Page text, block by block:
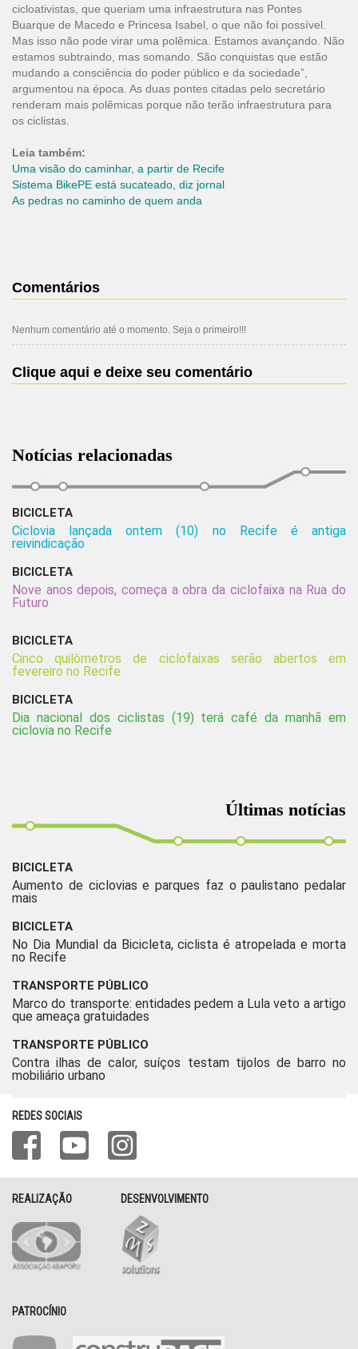
cicloativistas, que queriam uma infraestrutura nas Pontes
Buarque de Macedo e Princesa Isabel, o que não foi possível.
Mas isso não pode virar uma polêmica. Estamos avançando. Não
estamos subtraindo, mas somando. São conquistas que estão
mudando a consciência do poder público e da sociedade”,
argumentou na época. As duas pontes citadas pelo secretário
renderam mais polêmicas porque não terão infraestrutura para
os ciclistas.
Leia também:
Uma visão do caminhar, a partir de Recife
Sistema BikePE está sucateado, diz jornal
As pedras no caminho de quem anda
Comentários
Nenhum comentário até o momento. Seja o primeiro!!!
Clique aqui e deixe seu comentário
Notícias relacionadas
BICICLETA
Ciclovia lançada ontem (10) no Recife é antiga
reivindicação
BICICLETA
Nove anos depois, começa a obra da ciclofaixa na Rua do
Futuro
BICICLETA
Cinco quilômetros de ciclofaixas serão abertos em
fevereiro no Recife
BICICLETA
Dia nacional dos ciclistas (19) terá café da manhã em
ciclovia no Recife
Últimas notícias
BICICLETA
Aumento de ciclovias e parques faz o paulistano pedalar
mais
BICICLETA
No Dia Mundial da Bicicleta, ciclista é atropelada e morta
no Recife
TRANSPORTE PÚBLICO
Marco do transporte: entidades pedem a Lula veto a artigo
que ameaça gratuidades
TRANSPORTE PÚBLICO
Contra ilhas de calor, suíços testam tijolos de barro no
mobiliário urbano
REDES SOCIAIS
REALIZAÇÃO DESENVOLVIMENTO
PATROCÍNIO